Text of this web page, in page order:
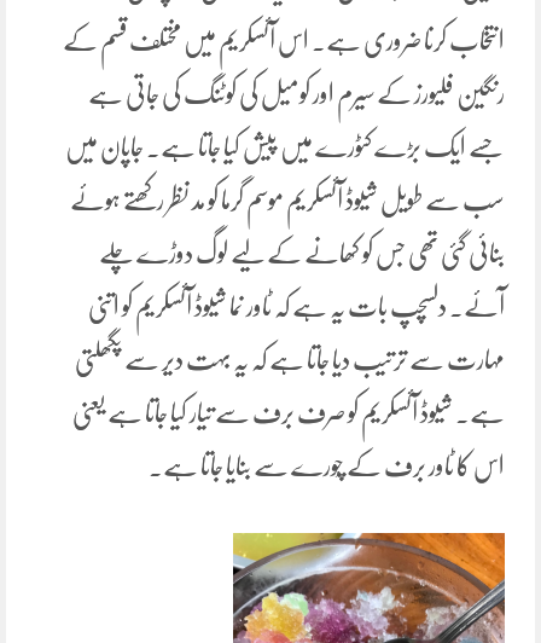
انتخاب کرنا ضروری ہے۔ اس آئسکریم میں مختلف قسم کے
رنگین فلیورز کے سیرم اور کومیل کی کوٹنگ کی جاتی ہے
جسے ایک بڑے کٹورے میں پیش کیا جاتا ہے۔ جاپان میں
سب سے طویل شیوڈ آئسکریم موسم گرما کو مد نظر رکھتے ہوئے
بنائی گئی تھی جس کو کھانے کے لیے لوگ دوڑے چلے
آئے۔ دلسچپ بات یہ ہے کہ ٹاور نما شیوڈ آئسکریم کو اتنی
مہارت سے ترتیب دیا جاتا ہے کہ یہ بہت دیر سے پگھلتی
ہے۔ شیوڈ آئسکریم کو صرف برف سے تیار کیا جاتا ہے یعنی
اس کا ٹاور برف کے چُورے سے بنایا جاتا ہے۔